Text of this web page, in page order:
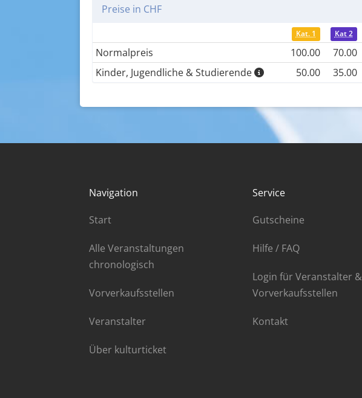
Preise in CHF
Kat. 1 Kat 2
Normalpreis 100.00 70.00
Kinder, Jugendliche & Studierende
50.00 35.00
Navigation
Start
Alle Veranstaltungen
chronologisch
Vorverkaufsstellen
Veranstalter
Über kulturticket
Service
Gutscheine
Hilfe / FAQ
Login für Veranstalter &
Vorverkaufsstellen
Kontakt